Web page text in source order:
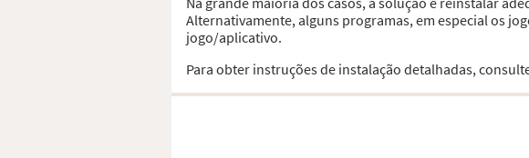
Alternativamente, alguns programas, em especial os
jogo/aplicativo.
Para obter instruções de instalação detalhadas,